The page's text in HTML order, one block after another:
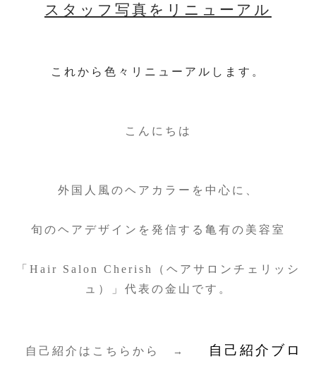
スタッフ写真をリニューアル
これから色々リニューアルします。
こんにちは
外国人風のヘアカラーを中心に、
旬のヘアデザインを発信する亀有の美容室
「Hair Salon Cherish（ヘアサロンチェリッシ
ュ）」代表の金山です。
自己紹介はこちらから →
自己紹介ブロ